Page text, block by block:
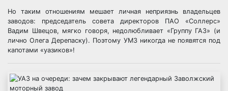
Но таким отношениям мешает личная неприязнь владельцев
заводов: председатель совета директоров ПАО «Соллерс»
Вадим Швецов, мягко говоря, недолюбливает «Группу ГАЗ» (и
лично Олега Дерепаску). Поэтому УМЗ никогда не появятся под
капотами «уазиков»!